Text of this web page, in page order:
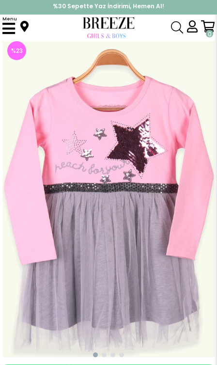
%30 Sepette Yaz İndirimi, Hemen Al!
İndirimlere ek %10 İndirimi Kap, Hemen Üye Ol!
0
Menu
Anasayfa Elbise Modelleri Uzun Kol Elbise
%23